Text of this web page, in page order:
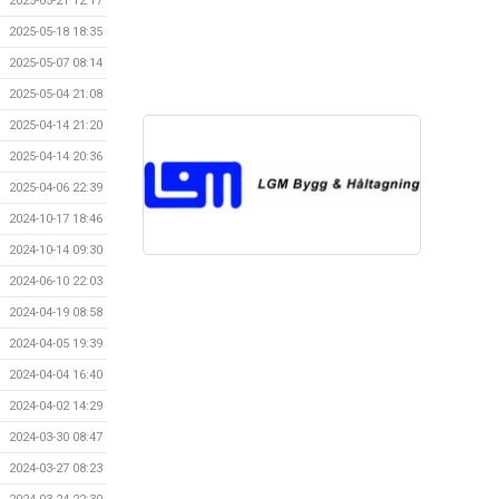
2025-05-18 18:35
2025-05-07 08:14
2025-05-04 21:08
2025-04-14 21:20
2025-04-14 20:36
2025-04-06 22:39
2024-10-17 18:46
2024-10-14 09:30
2024-06-10 22:03
2024-04-19 08:58
2024-04-05 19:39
2024-04-04 16:40
2024-04-02 14:29
2024-03-30 08:47
2024-03-27 08:23